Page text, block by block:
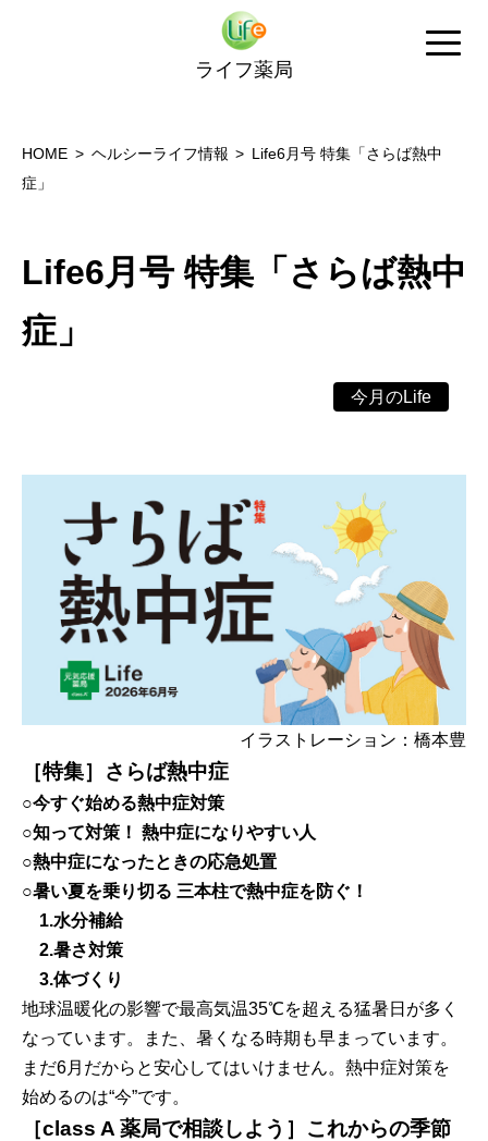
ライフ薬局
HOME ヘルシーライフ情報
Life6月号 特集「さらば熱中
症」
Life6月号 特集「さらば熱中
症」
今月のLife
イラストレーション：橋本豊
［特集］さらば熱中症
○今すぐ始める熱中症対策
○知って対策！ 熱中症になりやすい人
○熱中症になったときの応急処置
○暑い夏を乗り切る 三本柱で熱中症を防ぐ！
1.水分補給
2.暑さ対策
3.体づくり
地球温暖化の影響で最高気温35℃を超える猛暑日が多く
なっています。また、暑くなる時期も早まっています。
まだ6月だからと安心してはいけません。熱中症対策を
始めるのは“今”です。
［class A 薬局で相談しよう］これからの季節